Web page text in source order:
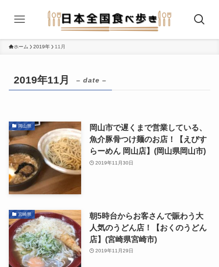
ホーム 2019年 11月
2019年11月 – date –
岡山県
岡山市で遅くまで営業している、
魚介豚骨つけ麺のお店！【えびす
らーめん 岡山店】(岡山県岡山市)
2019年11月30日
宮崎県
朝5時台からお客さんで賑わう大
人気のうどん店！【おくのうどん
店】(宮崎県宮崎市)
2019年11月29日